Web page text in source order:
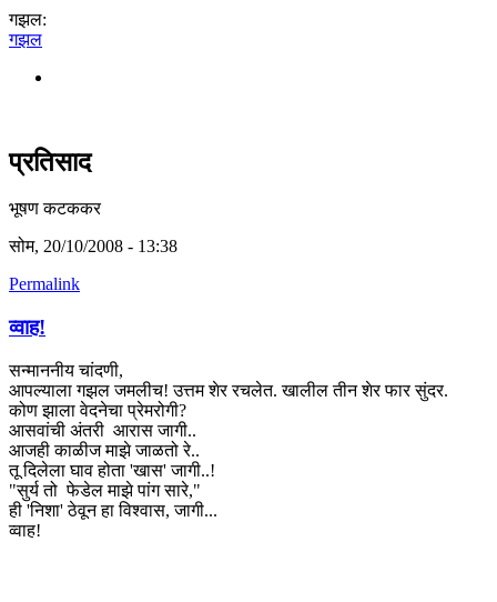
गझल:
गझल
प्रतिसाद
भूषण कटककर
सोम, 20/10/2008 - 13:38
Permalink
व्वाह!
सन्माननीय चांदणी,
आपल्याला गझल जमलीच! उत्तम शेर रचलेत. खालील तीन शेर फार सुंदर.
कोण झाला वेदनेचा प्रेमरोगी?
आसवांची अंतरी आरास जागी..
आजही काळीज माझे जाळतो रे..
तू दिलेला घाव होता 'खास' जागी..!
"सुर्य तो फेडेल माझे पांग सारे,"
ही 'निशा' ठेवून हा विश्वास, जागी...
व्वाह!